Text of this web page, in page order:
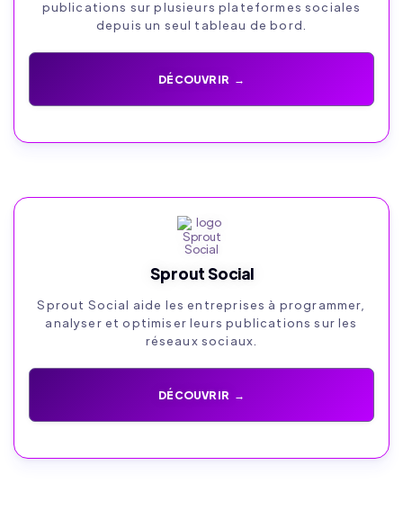
publications sur plusieurs plateformes sociales
depuis un seul tableau de bord.
DÉCOUVRIR →
Sprout Social
Sprout Social aide les entreprises à programmer,
analyser et optimiser leurs publications sur les
réseaux sociaux.
DÉCOUVRIR →